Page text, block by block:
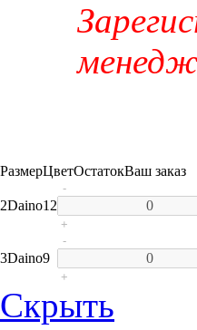
РазмерЦветОстатокВаш заказ
2Daino12
-
+
3Daino9
-
+
Скрыть